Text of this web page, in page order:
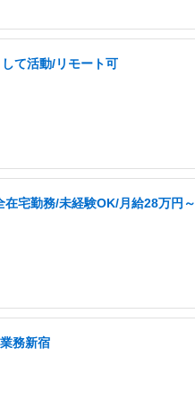
て活動/リモート可
宅勤務/未経験OK/月給28万円～
務新宿